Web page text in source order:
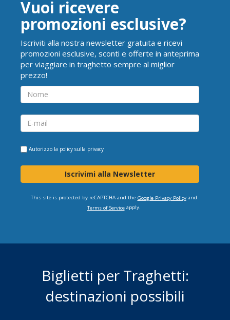
Vuoi ricevere
promozioni esclusive?
Iscriviti alla nostra newsletter gratuita e ricevi
promozioni esclusive, sconti e offerte in anteprima
per viaggiare in traghetto sempre al miglior
prezzo!
Autorizzo la policy sulla privacy
Iscrivimi alla Newsletter
This site is protected by reCAPTCHA and the Google Privacy Policyand
Terms of Serviceapply.
Biglietti per Traghetti:
destinazioni possibili